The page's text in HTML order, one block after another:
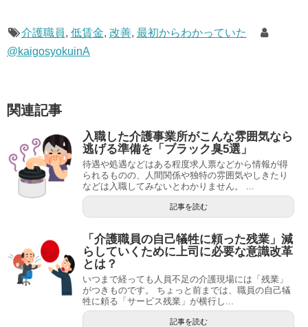
介護職員, 低賃金, 改善, 最初からわかっていた
@kaigosyokuinA
関連記事
入職した介護事業所がこんな雰囲気なら
逃げる準備を「ブラック臭5選」
待遇や処遇などはある程度求人票などから情報が得
られるものの、人間関係や独特の雰囲気やしきたり
などは入職してみないとわかりません。 ...
記事を読む
「介護職員の自己犠牲に頼った残業」減
らしていくために上司に必要な意識改革
とは？
いつまで経っても人員不足の介護現場には「残業」
がつきものです。 ちょっと前までは、職員の自己犠
牲に頼る「サービス残業」が横行し...
記事を読む